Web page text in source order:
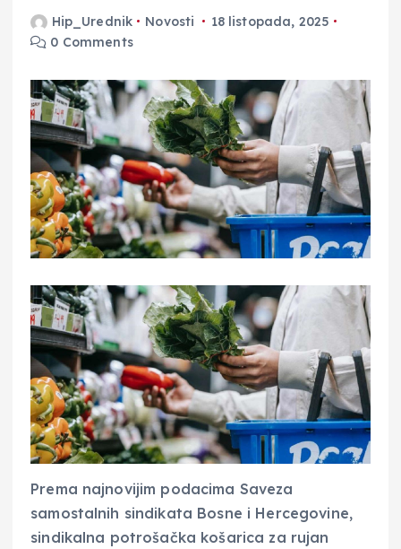
Hip_Urednik Novosti
18 listopada, 2025
0 Comments
Prema najnovijim podacima Saveza
samostalnih sindikata Bosne i Hercegovine,
sindikalna potrošačka košarica za rujan